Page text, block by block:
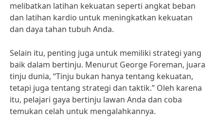
melibatkan latihan kekuatan seperti angkat beban
dan latihan kardio untuk meningkatkan kekuatan
dan daya tahan tubuh Anda.
Selain itu, penting juga untuk memiliki strategi yang
baik dalam bertinju. Menurut George Foreman, juara
tinju dunia, “Tinju bukan hanya tentang kekuatan,
tetapi juga tentang strategi dan taktik.” Oleh karena
itu, pelajari gaya bertinju lawan Anda dan coba
temukan celah untuk mengalahkannya.